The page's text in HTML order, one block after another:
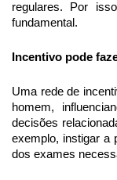
regulares. Por
fundamental.
Incentivo pode
Uma rede de
homem,
decisões
exemplo, instigar a
dos exames